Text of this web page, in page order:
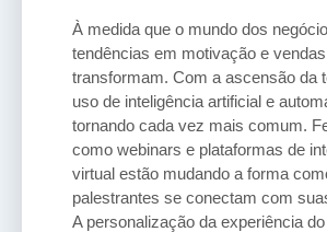
À medida que o mundo dos
tendências em motivação e
transformam. Com a ascensão da
uso de inteligência artificial e
tornando cada vez mais comum.
como webinars e plataformas de
virtual estão mudando a forma
palestrantes se conectam com
A personalização da experiência